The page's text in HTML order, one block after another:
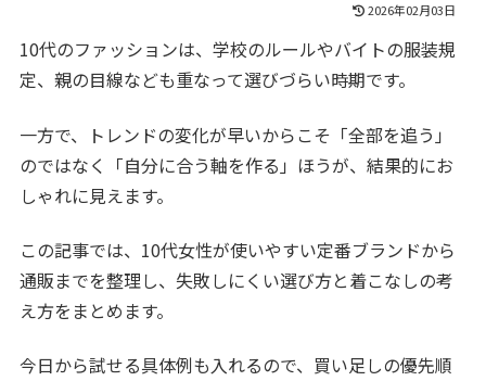
2026年02月03日
10代のファッションは、学校のルールやバイトの服装規
定、親の目線なども重なって選びづらい時期です。
一方で、トレンドの変化が早いからこそ「全部を追う」
のではなく「自分に合う軸を作る」ほうが、結果的にお
しゃれに見えます。
この記事では、10代女性が使いやすい定番ブランドから
通販までを整理し、失敗しにくい選び方と着こなしの考
え方をまとめます。
今日から試せる具体例も入れるので、買い足しの優先順